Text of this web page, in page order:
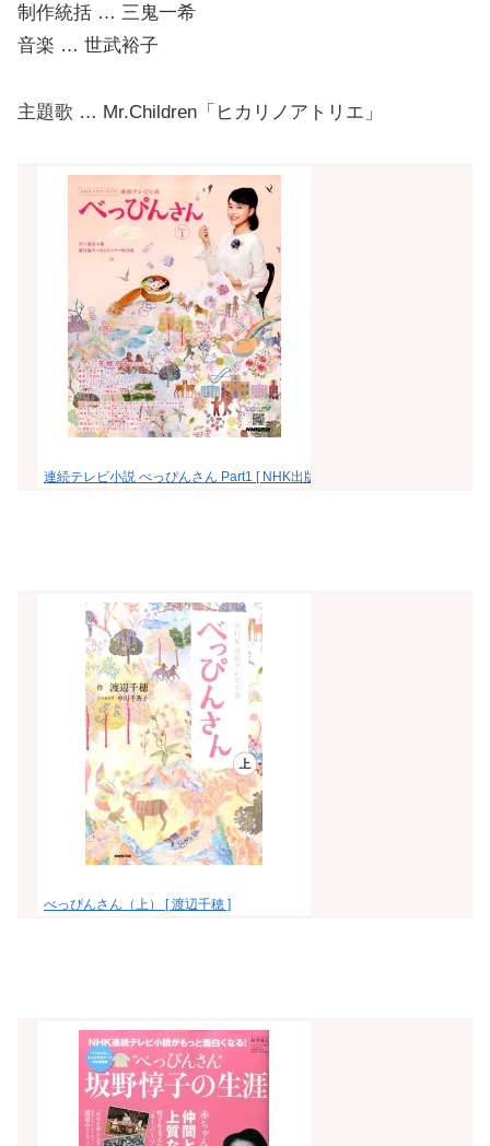
制作統括 … 三鬼一希
音楽 … 世武裕子
主題歌 … Mr.Children「ヒカリノアトリエ」
連続テレビ小説 べっぴんさん Part1 [ NHK出版 ]
べっぴんさん（上） [ 渡辺千穂 ]